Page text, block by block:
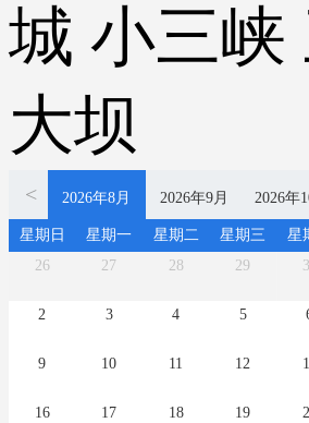
城 小三峡
大坝
< 2026年8月
无团期
2026年9月
无团期
2026年
无团
2026年12月 2027年1月 2027年
2027年4月 2027年5月
星期日 星期一 星期二 星期三 星
26
27 28 29
2 3 4 5
9 10 11 12
16 17 18 19